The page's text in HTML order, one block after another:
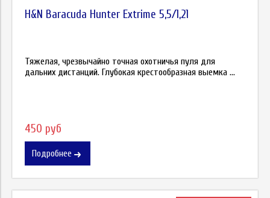
H&N Baracuda Hunter Extrime 5,5/1,21
Тяжелая, чрезвычайно точная охотничья пуля для
дальних дистанций. Глубокая крестообразная выемка ...
450 руб
Подробнее